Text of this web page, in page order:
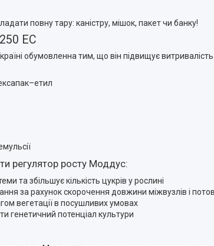
повну тару: каністру, мішок, пакет чи банку!
EC
обумовленна тим, що він підвищує
регулятор росту Моддус:
та збільшує кількість цукрів у рослині
за рахунок скорочення довжини міжвузлів і
вегетації в посушливих умовах
генетичний потенціал культури